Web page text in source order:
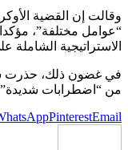
وقالت إن القضية
“عوامل مختلفة”،
الاستراتيجية
في غضون ذلك، حذرت
من “اضطرابات شديدة”
PinterestEmail